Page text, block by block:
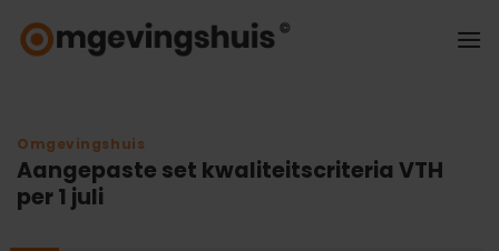
naar
Omgevingshuis
Aangepaste set kwaliteitscriteria VTH
per 1 juli